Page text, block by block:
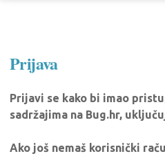
Prijava
Prijavi se kako bi imao
sadržajima na Bug.hr,
Ako još nemaš korisnički